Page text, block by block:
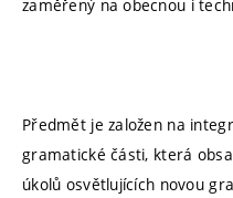
zaměřený na
Předmět je založen na
gramatické části, která
úkolů osvětlujících novou